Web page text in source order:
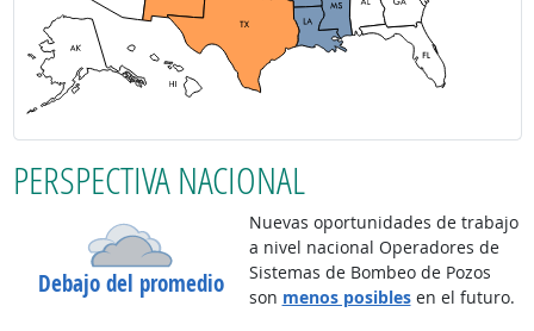
PERSPECTIVA NACIONAL
Debajo del promedio
Nuevas oportunidades de trabajo
a nivel nacional Operadores de
Sistemas de Bombeo de Pozos
son menos posiblesen el futuro.